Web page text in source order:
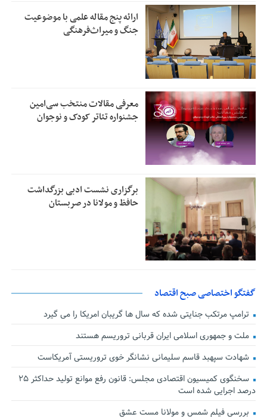
ارائه پنج مقاله علمی با موضوعیت
جنگ و میراث‌فرهنگی
معرفی مقالات منتخب سی‌امین
جشنواره تئاتر کودک و نوجوان
برگزاری نشست ادبی بزرگداشت
حافظ و مولانا در صربستان
گفتگو اختصاصی صبح اقتصاد
ترامپ مرتکب جنایتی شده که سال ها گریبان امریکا را می گیرد
ملت و جمهوری اسلامی ایران قربانی تروریسم هستند
شهادت سپهبد قاسم سلیمانی نشانگر خوی تروریستی آمریکاست
سخنگوی کمیسیون اقتصادی مجلس: قانون رفع موانع تولید حداکثر ۲۵
درصد اجرایی شده است
بررسی فیلم شمس و مولانا مست عشق